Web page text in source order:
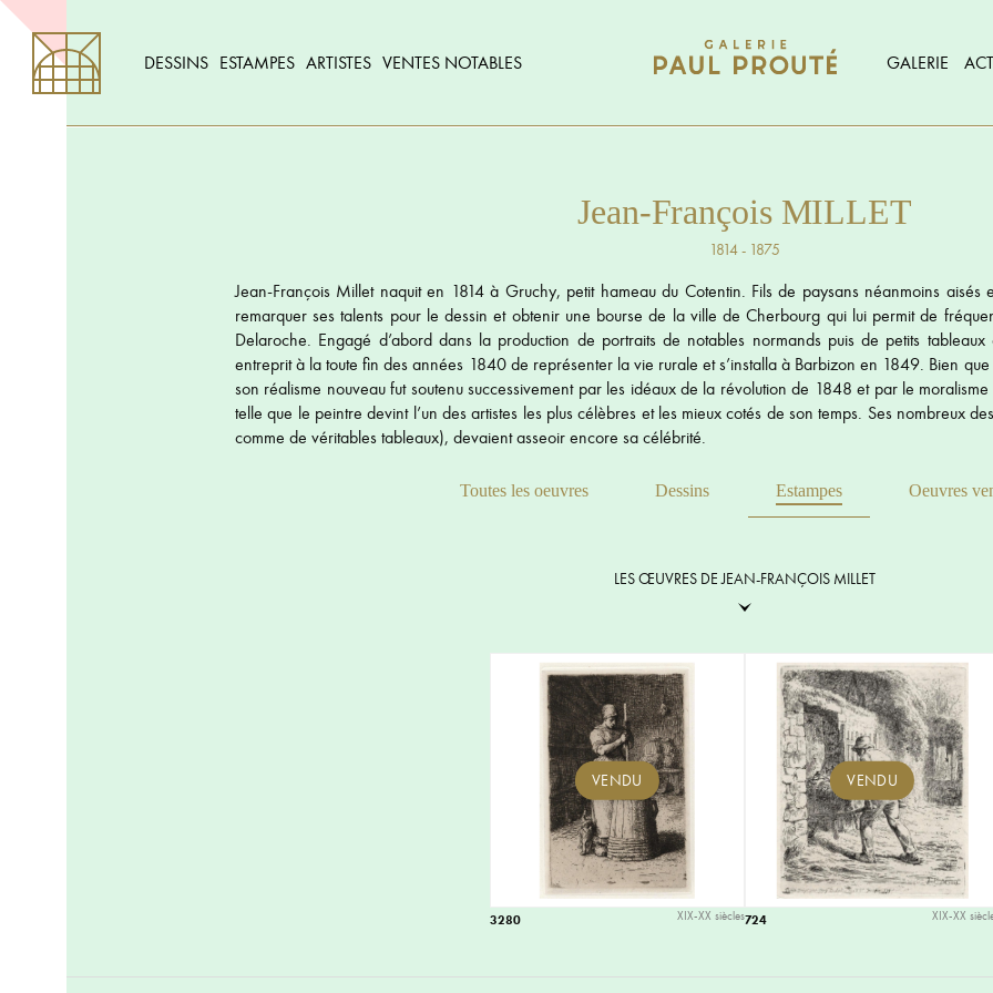
DESSINS ESTAMPES ARTISTES VENTES NOTABLES GALERIE
Jean-François MILLET
1814 - 1875
Jean-François Millet naquit en 1814 à Gruchy, petit hameau du Cotentin. Fils de paysans néanmoins aisés
remarquer ses talents pour le dessin et obtenir une bourse de la ville de Cherbourg qui lui permit de
Delaroche. Engagé d’abord dans la production de portraits de notables normands puis de petits
entreprit à la toute fin des années 1840 de représenter la vie rurale et s’installa à Barbizon en 1849. Bien
son réalisme nouveau fut soutenu successivement par les idéaux de la révolution de 1848 et par le
telle que le peintre devint l’un des artistes les plus célèbres et les mieux cotés de son temps. Ses nombreux
comme de véritables tableaux), devaient asseoir encore sa célébrité.
Toutes les oeuvres Dessins Estampes Oeuvres
LES ŒUVRES DE JEAN-FRANÇOIS MILLET
VENDU
3280 XIX-XX siècles
VENDU
724 XIX-XX